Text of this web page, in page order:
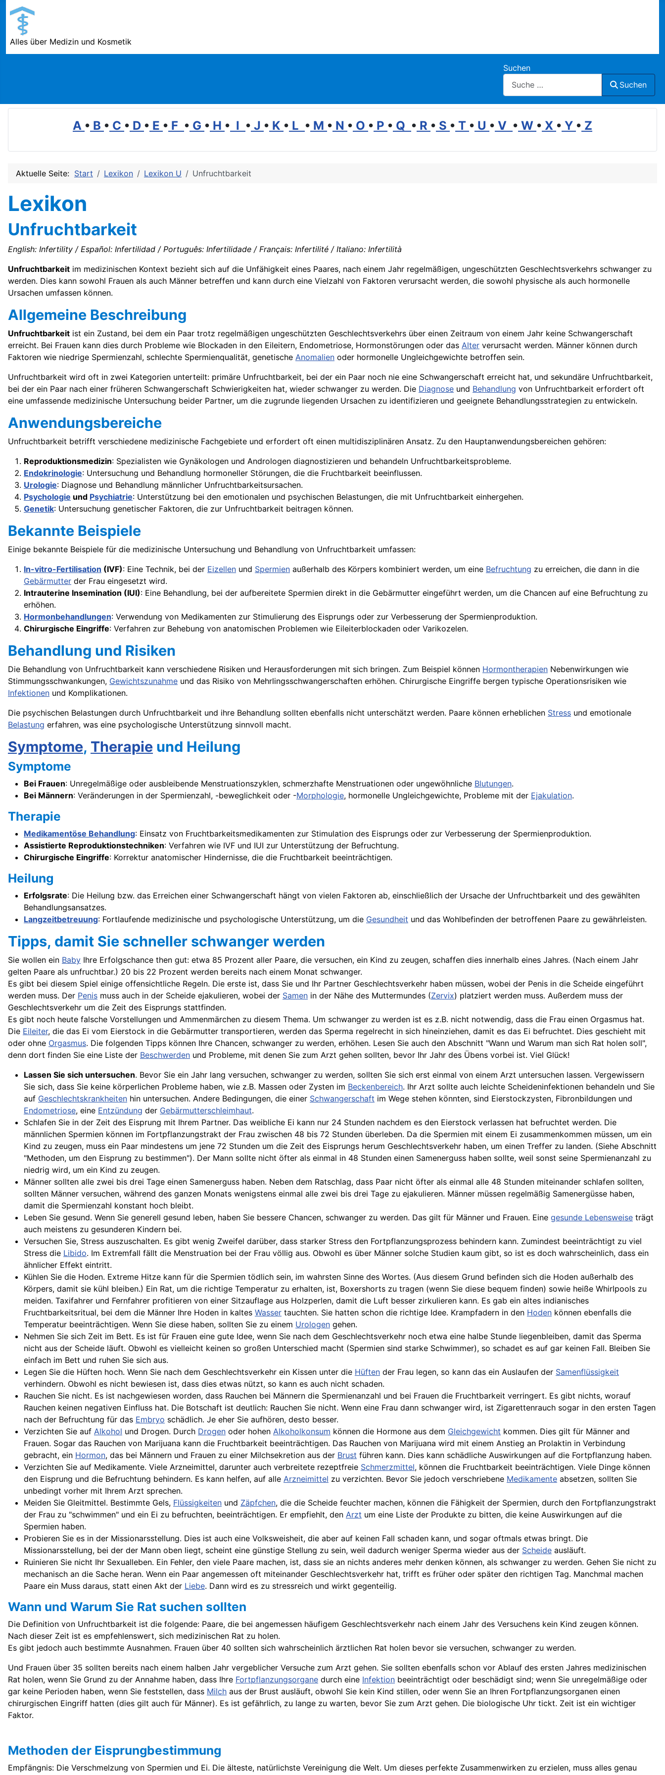
Alles über Medizin und Kosmetik
Suchen
Suchen
A • B • C • D • E • F • G • H • I • J • K • L • M • N • O • P • Q • R • S • T • U • V • W • X • Y • Z
Aktuelle Seite: Start Lexikon Lexikon U Unfruchtbarkeit
Lexikon
Unfruchtbarkeit
English: Infertility / Español: Infertilidad / Português: Infertilidade / Français: Infertilité / Italiano: Infertilità
Unfruchtbarkeit im medizinischen Kontext bezieht sich auf die Unfähigkeit eines Paares, nach einem Jahr regelmäßigen, ungeschützten Geschlechtsverkehrs schwanger zu
werden. Dies kann sowohl Frauen als auch Männer betreffen und kann durch eine Vielzahl von Faktoren verursacht werden, die sowohl physische als auch hormonelle
Ursachen umfassen können.
Allgemeine Beschreibung
Unfruchtbarkeit ist ein Zustand, bei dem ein Paar trotz regelmäßigen ungeschützten Geschlechtsverkehrs über einen Zeitraum von einem Jahr keine Schwangerschaft
erreicht. Bei Frauen kann dies durch Probleme wie Blockaden in den Eileitern, Endometriose, Hormonstörungen oder das Alter verursacht werden. Männer können durch
Faktoren wie niedrige Spermienzahl, schlechte Spermienqualität, genetische Anomalien oder hormonelle Ungleichgewichte betroffen sein.
Unfruchtbarkeit wird oft in zwei Kategorien unterteilt: primäre Unfruchtbarkeit, bei der ein Paar noch nie eine Schwangerschaft erreicht hat, und sekundäre Unfruchtbarkeit,
bei der ein Paar nach einer früheren Schwangerschaft Schwierigkeiten hat, wieder schwanger zu werden. Die Diagnose und Behandlung von Unfruchtbarkeit erfordert oft
eine umfassende medizinische Untersuchung beider Partner, um die zugrunde liegenden Ursachen zu identifizieren und geeignete Behandlungsstrategien zu entwickeln.
Anwendungsbereiche
Unfruchtbarkeit betrifft verschiedene medizinische Fachgebiete und erfordert oft einen multidisziplinären Ansatz. Zu den Hauptanwendungsbereichen gehören:
Reproduktionsmedizin: Spezialisten wie Gynäkologen und Andrologen diagnostizieren und behandeln Unfruchtbarkeitsprobleme.
Endokrinologie: Untersuchung und Behandlung hormoneller Störungen, die die Fruchtbarkeit beeinflussen.
Urologie: Diagnose und Behandlung männlicher Unfruchtbarkeitsursachen.
Psychologie und Psychiatrie: Unterstützung bei den emotionalen und psychischen Belastungen, die mit Unfruchtbarkeit einhergehen.
Genetik: Untersuchung genetischer Faktoren, die zur Unfruchtbarkeit beitragen können.
Bekannte Beispiele
Einige bekannte Beispiele für die medizinische Untersuchung und Behandlung von Unfruchtbarkeit umfassen:
In-vitro-Fertilisation (IVF): Eine Technik, bei der Eizellen und Spermien außerhalb des Körpers kombiniert werden, um eine Befruchtung zu erreichen, die dann in die
Gebärmutter der Frau eingesetzt wird.
Intrauterine Insemination (IUI): Eine Behandlung, bei der aufbereitete Spermien direkt in die Gebärmutter eingeführt werden, um die Chancen auf eine Befruchtung zu
erhöhen.
Hormonbehandlungen: Verwendung von Medikamenten zur Stimulierung des Eisprungs oder zur Verbesserung der Spermienproduktion.
Chirurgische Eingriffe: Verfahren zur Behebung von anatomischen Problemen wie Eileiterblockaden oder Varikozelen.
Behandlung und Risiken
Die Behandlung von Unfruchtbarkeit kann verschiedene Risiken und Herausforderungen mit sich bringen. Zum Beispiel können Hormontherapien Nebenwirkungen wie
Stimmungsschwankungen, Gewichtszunahme und das Risiko von Mehrlingsschwangerschaften erhöhen. Chirurgische Eingriffe bergen typische Operationsrisiken wie
Infektionen und Komplikationen.
Die psychischen Belastungen durch Unfruchtbarkeit und ihre Behandlung sollten ebenfalls nicht unterschätzt werden. Paare können erheblichen Stress und emotionale
Belastung erfahren, was eine psychologische Unterstützung sinnvoll macht.
Symptome, Therapie und Heilung
Symptome
Bei Frauen: Unregelmäßige oder ausbleibende Menstruationszyklen, schmerzhafte Menstruationen oder ungewöhnliche Blutungen.
Bei Männern: Veränderungen in der Spermienzahl, -beweglichkeit oder -Morphologie, hormonelle Ungleichgewichte, Probleme mit der Ejakulation.
Therapie
Medikamentöse Behandlung: Einsatz von Fruchtbarkeitsmedikamenten zur Stimulation des Eisprungs oder zur Verbesserung der Spermienproduktion.
Assistierte Reproduktionstechniken: Verfahren wie IVF und IUI zur Unterstützung der Befruchtung.
Chirurgische Eingriffe: Korrektur anatomischer Hindernisse, die die Fruchtbarkeit beeinträchtigen.
Heilung
Erfolgsrate: Die Heilung bzw. das Erreichen einer Schwangerschaft hängt von vielen Faktoren ab, einschließlich der Ursache der Unfruchtbarkeit und des gewählten
Behandlungsansatzes.
Langzeitbetreuung: Fortlaufende medizinische und psychologische Unterstützung, um die Gesundheit und das Wohlbefinden der betroffenen Paare zu gewährleisten.
Tipps, damit Sie schneller schwanger werden
Sie wollen ein Baby Ihre Erfolgschance then gut: etwa 85 Prozent aller Paare, die versuchen, ein Kind zu zeugen, schaffen dies innerhalb eines Jahres. (Nach einem Jahr
gelten Paare als unfruchtbar.) 20 bis 22 Prozent werden bereits nach einem Monat schwanger.
Es gibt bei diesem Spiel einige offensichtliche Regeln. Die erste ist, dass Sie und Ihr Partner Geschlechtsverkehr haben müssen, wobei der Penis in die Scheide eingeführt
werden muss. Der Penis muss auch in der Scheide ejakulieren, wobei der Samen in der Nähe des Muttermundes (Zervix) platziert werden muss. Außerdem muss der
Geschlechtsverkehr um die Zeit des Eisprungs stattfinden.
Es gibt noch heute falsche Vorstellungen und Ammenmärchen zu diesem Thema. Um schwanger zu werden ist es z.B. nicht notwendig, dass die Frau einen Orgasmus hat.
Die Eileiter, die das Ei vom Eierstock in die Gebärmutter transportieren, werden das Sperma regelrecht in sich hineinziehen, damit es das Ei befruchtet. Dies geschieht mit
oder ohne Orgasmus. Die folgenden Tipps können Ihre Chancen, schwanger zu werden, erhöhen. Lesen Sie auch den Abschnitt "Wann und Warum man sich Rat holen soll",
denn dort finden Sie eine Liste der Beschwerden und Probleme, mit denen Sie zum Arzt gehen sollten, bevor Ihr Jahr des Übens vorbei ist. Viel Glück!
Lassen Sie sich untersuchen. Bevor Sie ein Jahr lang versuchen, schwanger zu werden, sollten Sie sich erst einmal von einem Arzt untersuchen lassen. Vergewissern
Sie sich, dass Sie keine körperlichen Probleme haben, wie z.B. Massen oder Zysten im Beckenbereich. Ihr Arzt sollte auch leichte Scheideninfektionen behandeln und Sie
auf Geschlechtskrankheiten hin untersuchen. Andere Bedingungen, die einer Schwangerschaft im Wege stehen könnten, sind Eierstockzysten, Fibronbildungen und
Endometriose, eine Entzündung der Gebärmutterschleimhaut.
Schlafen Sie in der Zeit des Eisprung mit Ihrem Partner. Das weibliche Ei kann nur 24 Stunden nachdem es den Eierstock verlassen hat befruchtet werden. Die
männlichen Spermien können im Fortpflanzungstrakt der Frau zwischen 48 bis 72 Stunden überleben. Da die Spermien mit einem Ei zusammenkommen müssen, um ein
Kind zu zeugen, muss ein Paar mindestens um jene 72 Stunden um die Zeit des Eisprungs herum Geschlechtsverkehr haben, um einen Treffer zu landen. (Siehe Abschnitt
"Methoden, um den Eisprung zu bestimmen"). Der Mann sollte nicht öfter als einmal in 48 Stunden einen Samenerguss haben sollte, weil sonst seine Spermienanzahl zu
niedrig wird, um ein Kind zu zeugen.
Männer sollten alle zwei bis drei Tage einen Samenerguss haben. Neben dem Ratschlag, dass Paar nicht öfter als einmal alle 48 Stunden miteinander schlafen sollten,
sollten Männer versuchen, während des ganzen Monats wenigstens einmal alle zwei bis drei Tage zu ejakulieren. Männer müssen regelmäßig Samenergüsse haben,
damit die Spermienzahl konstant hoch bleibt.
Leben Sie gesund. Wenn Sie generell gesund leben, haben Sie bessere Chancen, schwanger zu werden. Das gilt für Männer und Frauen. Eine gesunde Lebensweise trägt
auch meistens zu gesunderen Kindern bei.
Versuchen Sie, Stress auszuschalten. Es gibt wenig Zweifel darüber, dass starker Stress den Fortpflanzungsprozess behindern kann. Zumindest beeinträchtigt zu viel
Stress die Libido. Im Extremfall fällt die Menstruation bei der Frau völlig aus. Obwohl es über Männer solche Studien kaum gibt, so ist es doch wahrscheinlich, dass ein
ähnlicher Effekt eintritt.
Kühlen Sie die Hoden. Extreme Hitze kann für die Spermien tödlich sein, im wahrsten Sinne des Wortes. (Aus diesem Grund befinden sich die Hoden außerhalb des
Körpers, damit sie kühl bleiben.) Ein Rat, um die richtige Temperatur zu erhalten, ist, Boxershorts zu tragen (wenn Sie diese bequem finden) sowie heiße Whirlpools zu
meiden. Taxifahrer und Fernfahrer profitieren von einer Sitzauflage aus Holzperlen, damit die Luft besser zirkulieren kann. Es gab ein altes indianisches
Fruchtbarkeitsritual, bei dem die Männer Ihre Hoden in kaltes Wasser tauchten. Sie hatten schon die richtige Idee. Krampfadern in den Hoden können ebenfalls die
Temperatur beeinträchtigen. Wenn Sie diese haben, sollten Sie zu einem Urologen gehen.
Nehmen Sie sich Zeit im Bett. Es ist für Frauen eine gute Idee, wenn Sie nach dem Geschlechtsverkehr noch etwa eine halbe Stunde liegenbleiben, damit das Sperma
nicht aus der Scheide läuft. Obwohl es vielleicht keinen so großen Unterschied macht (Spermien sind starke Schwimmer), so schadet es auf gar keinen Fall. Bleiben Sie
einfach im Bett und ruhen Sie sich aus.
Legen Sie die Hüften hoch. Wenn Sie nach dem Geschlechtsverkehr ein Kissen unter die Hüften der Frau legen, so kann das ein Auslaufen der Samenflüssigkeit
verhindern. Obwohl es nicht bewiesen ist, dass dies etwas nützt, so kann es auch nicht schaden.
Rauchen Sie nicht. Es ist nachgewiesen worden, dass Rauchen bei Männern die Spermienanzahl und bei Frauen die Fruchtbarkeit verringert. Es gibt nichts, worauf
Rauchen keinen negativen Einfluss hat. Die Botschaft ist deutlich: Rauchen Sie nicht. Wenn eine Frau dann schwanger wird, ist Zigarettenrauch sogar in den ersten Tagen
nach der Befruchtung für das Embryo schädlich. Je eher Sie aufhören, desto besser.
Verzichten Sie auf Alkohol und Drogen. Durch Drogen oder hohen Alkoholkonsum können die Hormone aus dem Gleichgewicht kommen. Dies gilt für Männer and
Frauen. Sogar das Rauchen von Marijuana kann die Fruchtbarkeit beeinträchtigen. Das Rauchen von Marijuana wird mit einem Anstieg an Prolaktin in Verbindung
gebracht, ein Hormon, das bei Männern und Frauen zu einer Milchsekretion aus der Brust führen kann. Dies kann schädliche Auswirkungen auf die Fortpflanzung haben.
Verzichten Sie auf Medikamente. Viele Arzneimittel, darunter auch verbreitete rezeptfreie Schmerzmittel, können die Fruchtbarkeit beeinträchtigen. Viele Dinge können
den Eisprung und die Befruchtung behindern. Es kann helfen, auf alle Arzneimittel zu verzichten. Bevor Sie jedoch verschriebene Medikamente absetzen, sollten Sie
unbedingt vorher mit Ihrem Arzt sprechen.
Meiden Sie Gleitmittel. Bestimmte Gels, Flüssigkeiten und Zäpfchen, die die Scheide feuchter machen, können die Fähigkeit der Spermien, durch den Fortpflanzungstrakt
der Frau zu "schwimmen" und ein Ei zu befruchten, beeinträchtigen. Er empfiehlt, den Arzt um eine Liste der Produkte zu bitten, die keine Auswirkungen auf die
Spermien haben.
Probieren Sie es in der Missionarsstellung. Dies ist auch eine Volksweisheit, die aber auf keinen Fall schaden kann, und sogar oftmals etwas bringt. Die
Missionarsstellung, bei der der Mann oben liegt, scheint eine günstige Stellung zu sein, weil dadurch weniger Sperma wieder aus der Scheide ausläuft.
Ruinieren Sie nicht Ihr Sexualleben. Ein Fehler, den viele Paare machen, ist, dass sie an nichts anderes mehr denken können, als schwanger zu werden. Gehen Sie nicht zu
mechanisch an die Sache heran. Wenn ein Paar angemessen oft miteinander Geschlechtsverkehr hat, trifft es früher oder später den richtigen Tag. Manchmal machen
Paare ein Muss daraus, statt einen Akt der Liebe. Dann wird es zu stressreich und wirkt gegenteilig.
Wann und Warum Sie Rat suchen sollten
Die Definition von Unfruchtbarkeit ist die folgende: Paare, die bei angemessen häufigem Geschlechtsverkehr nach einem Jahr des Versuchens kein Kind zeugen können.
Nach dieser Zeit ist es empfehlenswert, sich medizinischen Rat zu holen.
Es gibt jedoch auch bestimmte Ausnahmen. Frauen über 40 sollten sich wahrscheinlich ärztlichen Rat holen bevor sie versuchen, schwanger zu werden.
Und Frauen über 35 sollten bereits nach einem halben Jahr vergeblicher Versuche zum Arzt gehen. Sie sollten ebenfalls schon vor Ablauf des ersten Jahres medizinischen
Rat holen, wenn Sie Grund zu der Annahme haben, dass Ihre Fortpflanzungsorgane durch eine Infektion beeinträchtigt oder beschädigt sind; wenn Sie unregelmäßige oder
gar keine Perioden haben, wenn Sie feststellen, dass Milch aus der Brust ausläuft, obwohl Sie kein Kind stillen, oder wenn Sie an Ihren Fortpflanzungsorganen einen
chirurgischen Eingriff hatten (dies gilt auch für Männer). Es ist gefährlich, zu lange zu warten, bevor Sie zum Arzt gehen. Die biologische Uhr tickt. Zeit ist ein wichtiger
Faktor.
Methoden der Eisprungbestimmung
Empfängnis: Die Verschmelzung von Spermien und Ei. Die älteste, natürlichste Vereinigung die Welt. Um dieses perfekte Zusammenwirken zu erzielen, muss alles genau